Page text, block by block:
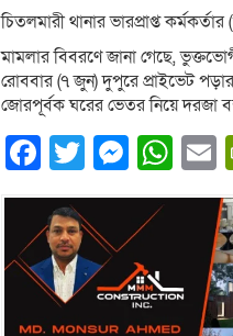
চিতলমারী থানার ভারপ্রাপ্ত
মামলার বিবরণে জানা গেছে,
রোববার (৭ জুন) দুপুরে প্রাইভেট
জোরপূর্বক ঘরের ভেতর নিয়ে দরজা
Facebook
Twitter